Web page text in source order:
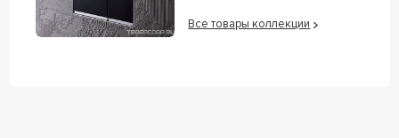
Все товары коллекции